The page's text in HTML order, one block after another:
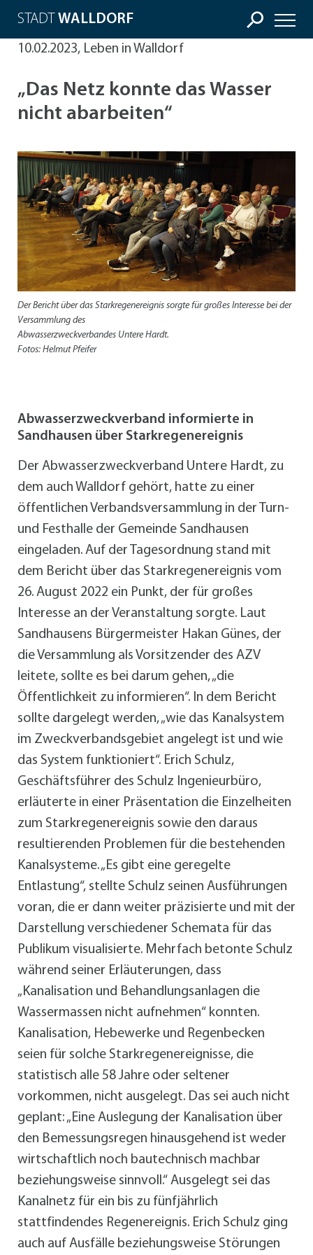
STADT WALLDORF
10.02.2023, Leben in Walldorf
„Das Netz konnte das Wasser
nicht abarbeiten“
Der Bericht über das Starkregenereignis sorgte für großes Interesse bei der
Versammlung des
Abwasserzweckverbandes Untere Hardt.
Fotos: Helmut Pfeifer
Abwasserzweckverband informierte in
Sandhausen über Starkregenereignis
Der Abwasserzweckverband Untere Hardt, zu
dem auch Walldorf gehört, hatte zu einer
öffentlichen Verbandsversammlung in der Turn-
und Festhalle der Gemeinde Sandhausen
eingeladen. Auf der Tagesordnung stand mit
dem Bericht über das Starkregenereignis vom
26. August 2022 ein Punkt, der für großes
Interesse an der Veranstaltung sorgte. Laut
Sandhausens Bürgermeister Hakan Günes, der
die Versammlung als Vorsitzender des AZV
leitete, sollte es bei darum gehen, „die
Öffentlichkeit zu informieren“. In dem Bericht
sollte dargelegt werden, „wie das Kanalsystem
im Zweckverbandsgebiet angelegt ist und wie
das System funktioniert“. Erich Schulz,
Geschäftsführer des Schulz Ingenieurbüro,
erläuterte in einer Präsentation die Einzelheiten
zum Starkregenereignis sowie den daraus
resultierenden Problemen für die bestehenden
Kanalsysteme. „Es gibt eine geregelte
Entlastung“, stellte Schulz seinen Ausführungen
voran, die er dann weiter präzisierte und mit der
Darstellung verschiedener Schemata für das
Publikum visualisierte. Mehrfach betonte Schulz
während seiner Erläuterungen, dass
„Kanalisation und Behandlungsanlagen die
Wassermassen nicht aufnehmen“ konnten.
Kanalisation, Hebewerke und Regenbecken
seien für solche Starkregenereignisse, die
statistisch alle 58 Jahre oder seltener
vorkommen, nicht ausgelegt. Das sei auch nicht
geplant: „Eine Auslegung der Kanalisation über
den Bemessungsregen hinausgehend ist weder
wirtschaftlich noch bautechnisch machbar
beziehungsweise sinnvoll.“ Ausgelegt sei das
Kanalnetz für ein bis zu fünfjährlich
stattfindendes Regenereignis. Erich Schulz ging
auch auf Ausfälle beziehungsweise Störungen